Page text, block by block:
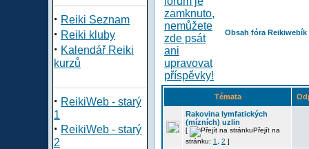
· Reiki Seznam
· Reiki kluby
· Kalendář Reiki
kurzů
· ReikiWeb - starý
1
· ReikiWeb - starý
2
Obsah fóra Reikiwebík
Témata
Rakovina lymfatických
(mízních) uzlin
[
Přejít na
stránku: 1 2 ]